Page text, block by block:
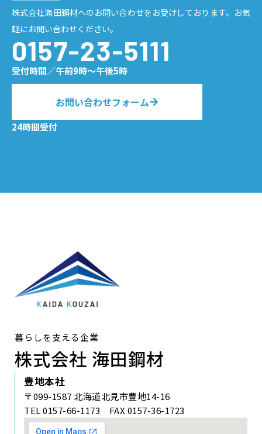
株式会社海田鋼材へのお問い合わせをお受けしております。お気
軽にお問い合わせください。
0157-23-5111
受付時間／午前9時〜午後5時
お問い合わせフォーム
24時間受付
暮らしを支える企業
株式会社 海田鋼材
豊地本社
〒099-1587 北海道北見市豊地14-16
TEL 0157-66-1173 FAX 0157-36-1723